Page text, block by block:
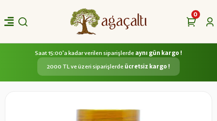
0
Saat 15:00'a kadar verilen siparişlerde aynı gün kargo !
2000 TL ve üzeri siparişlerde ücretsiz kargo !